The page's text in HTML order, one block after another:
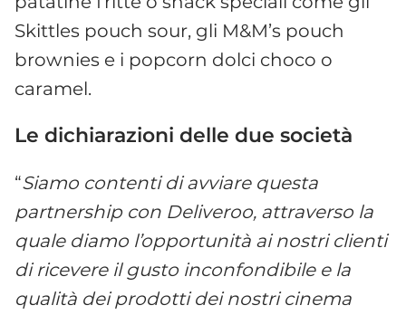
Skittles pouch sour, gli M&M’s pouch
brownies e i popcorn dolci choco o
caramel.
Le dichiarazioni delle due società
“Siamo contenti di avviare questa
partnership con Deliveroo, attraverso la
quale diamo l’opportunità ai nostri clienti
di ricevere il gusto inconfondibile e la
qualità dei prodotti dei nostri cinema